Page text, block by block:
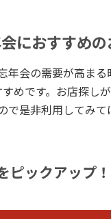
におすすめ
年会の需要が高ま
めです。お店探し
で是非利用してみて
ピックアップ！